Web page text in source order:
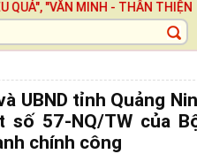
- THÂN THIỆN - TRÁCH
UBND tỉnh Quảng
số 57-NQ/TW của
chính công